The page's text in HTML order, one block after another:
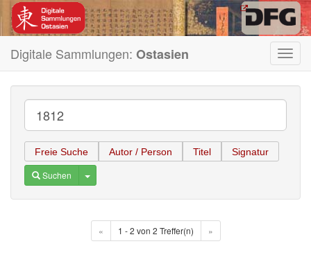
Digitale Sammlungen: Ostasien
Freie Suche Autor / Person Titel Signatur
Suchen Toggle Dropdown
« 1 - 2 von 2 Treffer(n) »